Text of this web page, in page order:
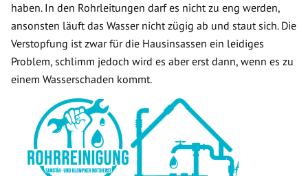
haben. In den Rohrleitungen darf es nicht zu eng werden,
ansonsten läuft das Wasser nicht zügig ab und staut sich. Die
Verstopfung ist zwar für die Hausinsassen ein leidiges
Problem, schlimm jedoch wird es aber erst dann, wenn es zu
einem Wasserschaden kommt.